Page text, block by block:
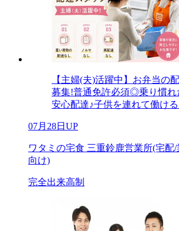
【主婦(夫)活躍中】お弁当の
募集!普通免許必須◎乗り慣れ
安心配達♪子供を連れて働ける
07月28日UP
ワタミの宅食 三重鈴鹿営業所(宅配
向け)
完全出来高制